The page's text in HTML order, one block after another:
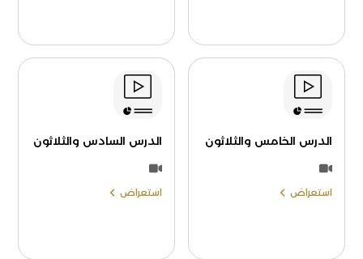
الدرس الخامس والثلاثون
استعراض
الدرس السادس والثلاثون
استعراض